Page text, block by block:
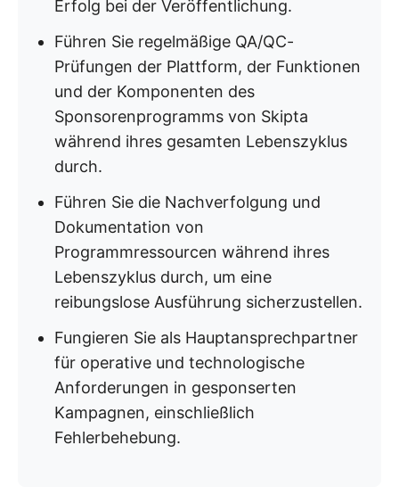
Erfolg bei der Veröffentlichung.
Führen Sie regelmäßige QA/QC-
Prüfungen der Plattform, der Funktionen
und der Komponenten des
Sponsorenprogramms von Skipta
während ihres gesamten Lebenszyklus
durch.
Führen Sie die Nachverfolgung und
Dokumentation von
Programmressourcen während ihres
Lebenszyklus durch, um eine
reibungslose Ausführung sicherzustellen.
Fungieren Sie als Hauptansprechpartner
für operative und technologische
Anforderungen in gesponserten
Kampagnen, einschließlich
Fehlerbehebung.